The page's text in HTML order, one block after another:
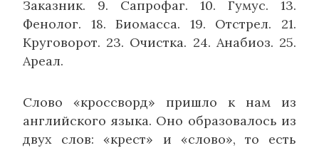
Заказник. 9. Сапро­фаг. 10. Гумус. 13.
Фенолог. 18. Биомасса. 19. От­стрел. 21.
Круговорот. 23. Очистка. 24. Анабиоз. 25.
Ареал.
Слово «кроссворд» пришло к нам из
английского языка. Оно образовалось из
двух слов: «крест» и «слово», то есть